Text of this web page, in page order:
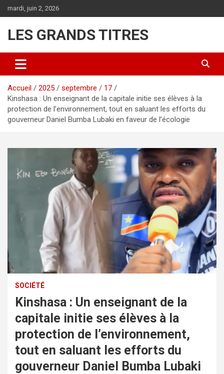
au
mardi, juin 2, 2026
LES GRANDS TITRES
Accueil 2025 septembre
17
Kinshasa : Un enseignant de la capitale initie ses élèves à la
protection de l’environnement, tout en saluant les efforts du
gouverneur Daniel Bumba Lubaki en faveur de l’écologie
SOCIÉTÉ
Kinshasa : Un enseignant de la
capitale initie ses élèves à la
protection de l’environnement,
tout en saluant les efforts du
gouverneur Daniel Bumba Lubaki